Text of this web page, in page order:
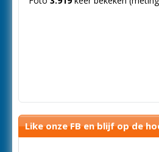
Like onze FB en blijf op de